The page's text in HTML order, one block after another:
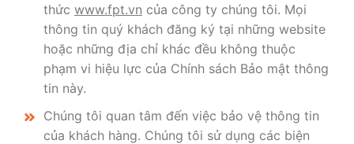
thức www.fpt.vn của công ty chúng tôi. Mọi
thông tin quý khách đăng ký tại những website
hoặc những địa chỉ khác đều không thuộc
phạm vi hiệu lực của Chính sách Bảo mật thông
tin này.
Chúng tôi quan tâm đến việc bảo vệ thông tin
của khách hàng. Chúng tôi sử dụng các biện